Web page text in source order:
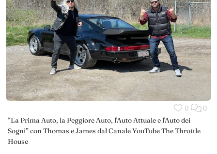
0 0
“La Prima Auto, la Peggiore Auto, l'Auto Attuale e l'Auto dei
Sogni” con Thomas e James dal Canale YouTube The Throttle
House